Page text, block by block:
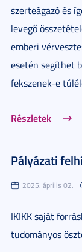
szerteágazó és
levegő
emberi
esetén segíthet
fekszenek-e
Részletek
Pályázati
2025. április 02.
IKIKK saját
tudományos